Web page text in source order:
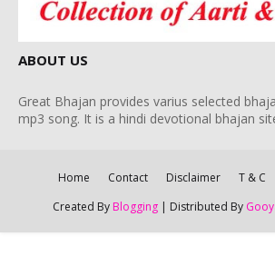
ABOUT US
Great Bhajan provides varius selected
mp3 song. It is a hindi devotional bhajan
Home Contact Disclaimer T & C
Created By Blogging | Distributed By